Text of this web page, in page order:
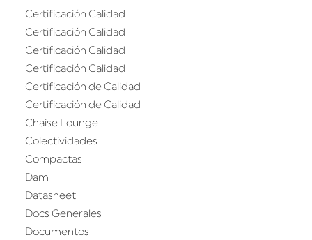
Certificación Calidad
Certificación Calidad
Certificación Calidad
Certificación Calidad
Certificación de Calidad
Certificación de Calidad
Chaise Lounge
Colectividades
Compactas
Dam
Datasheet
Docs Generales
Documentos